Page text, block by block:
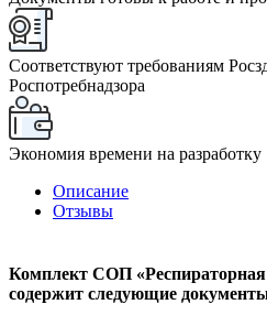
Соответствуют требованиям
Роспотребнадзора
Экономия времени на разработку
Описание
Отзывы
Комплект СОП «Респираторная
содержит следующие